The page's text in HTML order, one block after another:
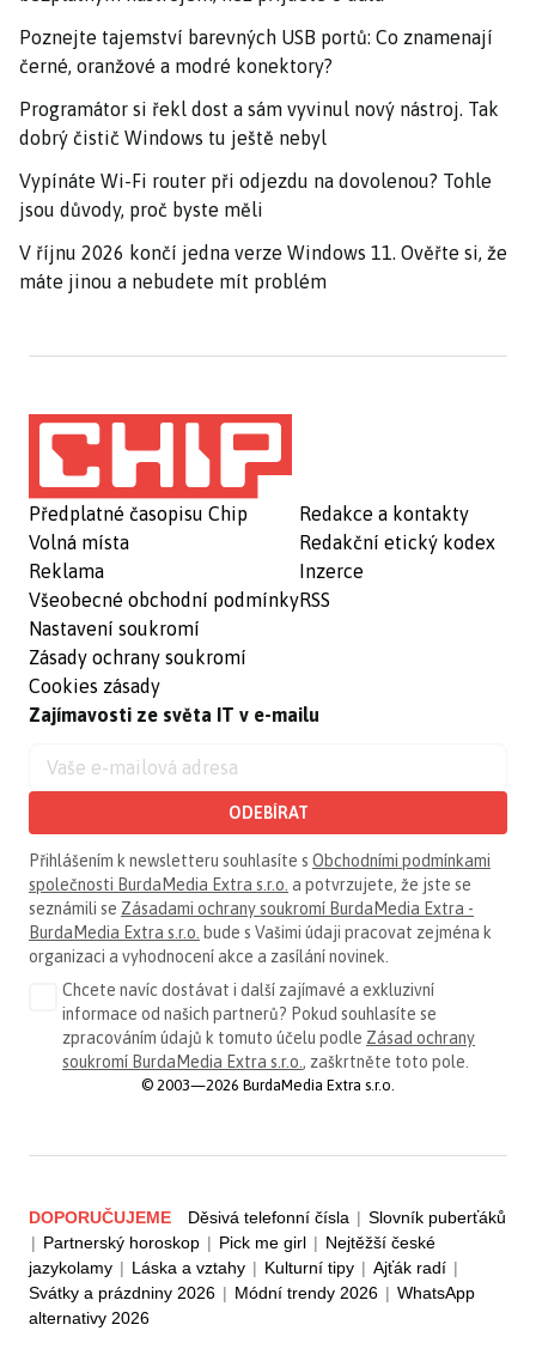
Poznejte tajemství barevných USB portů: Co znamenají
černé, oranžové a modré konektory?
Programátor si řekl dost a sám vyvinul nový nástroj. Tak
dobrý čistič Windows tu ještě nebyl
Vypínáte Wi-Fi router při odjezdu na dovolenou? Tohle
jsou důvody, proč byste měli
V říjnu 2026 končí jedna verze Windows 11. Ověřte si, že
máte jinou a nebudete mít problém
Předplatné časopisu Chip
Volná místa
Reklama
Všeobecné obchodní podmínky
Nastavení soukromí
Zásady ochrany soukromí
Cookies zásady
Redakce a kontakty
Redakční etický kodex
Inzerce
RSS
Zajímavosti ze světa IT v e-mailu
ODEBÍRAT
Přihlášením k newsletteru souhlasíte s Obchodními podmínkami
společnosti BurdaMedia Extra s.r.o. a potvrzujete, že jste se
seznámili se Zásadami ochrany soukromí BurdaMedia Extra -
BurdaMedia Extra s.r.o. bude s Vašimi údaji pracovat zejména k
organizaci a vyhodnocení akce a zasílání novinek.
Chcete navíc dostávat i další zajímavé a exkluzivní
informace od našich partnerů? Pokud souhlasíte se
zpracováním údajů k tomuto účelu podle Zásad ochrany
soukromí BurdaMedia Extra s.r.o. , zaškrtněte toto pole.
© 2003—2026 BurdaMedia Extra s.r.o.
DOPORUČUJEME Děsivá telefonní čísla | Slovník puberťáků
| Partnerský horoskop | Pick me girl | Nejtěžší české
jazykolamy | Láska a vztahy | Kulturní tipy | Ajťák radí |
Svátky a prázdniny 2026 | Módní trendy 2026 | WhatsApp
alternativy 2026